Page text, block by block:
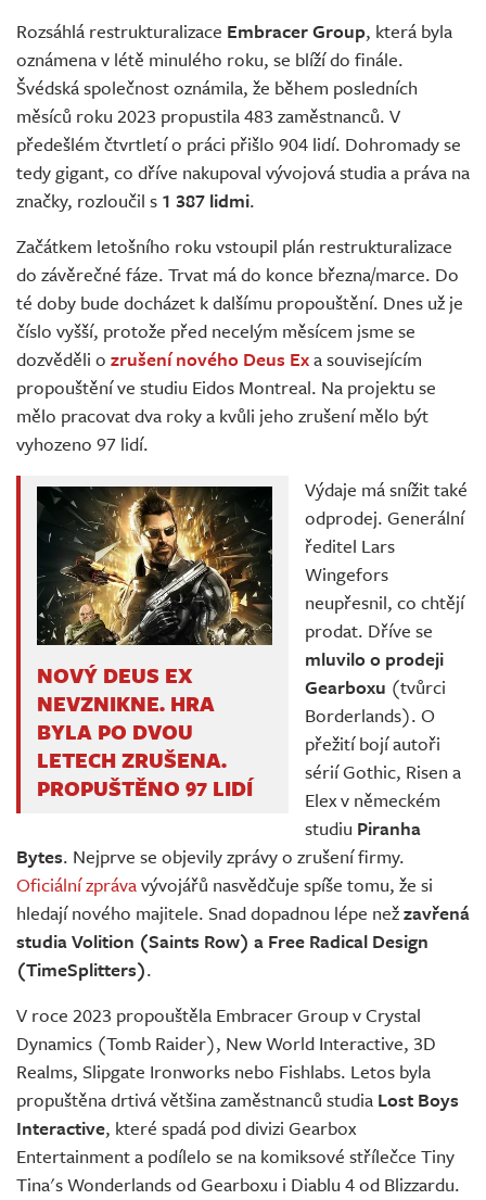
Živě
Rozsáhlá restrukturalizace Embracer Group, která byla
oznámena v létě minulého roku, se blíží do finále.
Švédská společnost oznámila, že během posledních
měsíců roku 2023 propustila 483 zaměstnanců. V
předešlém čtvrtletí o práci přišlo 904 lidí. Dohromady se
tedy gigant, co dříve nakupoval vývojová studia a práva na
značky, rozloučil s 1 387 lidmi.
Začátkem letošního roku vstoupil plán restrukturalizace
do závěrečné fáze. Trvat má do konce března/marce. Do
té doby bude docházet k dalšímu propouštění. Dnes už je
číslo vyšší, protože před necelým měsícem jsme se
dozvěděli o zrušení nového Deus Exa souvisejícím
propouštění ve studiu Eidos Montreal. Na projektu se
mělo pracovat dva roky a kvůli jeho zrušení mělo být
vyhozeno 97 lidí.
NOVÝ DEUS EX
NEVZNIKNE. HRA
BYLA PO DVOU
LETECH ZRUŠENA.
PROPUŠTĚNO 97 LIDÍ
Výdaje má snížit také
odprodej. Generální
ředitel Lars
Wingefors
neupřesnil, co chtějí
prodat. Dříve se
mluvilo o prodeji
Gearboxu (tvůrci
Borderlands). O
přežití bojí autoři
sérií Gothic, Risen a
Elex v německém
studiu Piranha
Bytes. Nejprve se objevily zprávy o zrušení firmy.
Oficiální zprávavývojářů nasvědčuje spíše tomu, že si
hledají nového majitele. Snad dopadnou lépe nežzavřená
studia Volition (Saints Row) a Free Radical Design
(TimeSplitters).
V roce 2023 propouštěla Embracer Group v Crystal
Dynamics (Tomb Raider), New World Interactive, 3D
Realms, Slipgate Ironworks nebo Fishlabs. Letos byla
propuštěna drtivá většina zaměstnanců studia Lost Boys
Interactive, které spadá pod divizi Gearbox
Entertainment a podílelo se na komiksové střílečce Tiny
Tina's Wonderlands od Gearboxu i Diablu 4 od Blizzardu.